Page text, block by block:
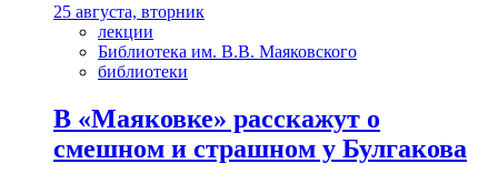
25 августа, вторник
лекции
Библиотека им. В.В. Маяковского
библиотеки
В «Маяковке» расскажут о
смешном и страшном у Булгакова